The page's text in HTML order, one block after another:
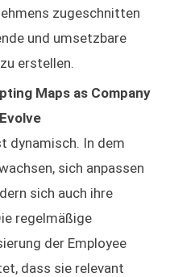
zugeschnitten
und umsetzbare
erstellen.
Maps as Company
dynamisch. In dem
sich anpassen
sich auch ihre
regelmäßige
der Employee
dass sie relevant